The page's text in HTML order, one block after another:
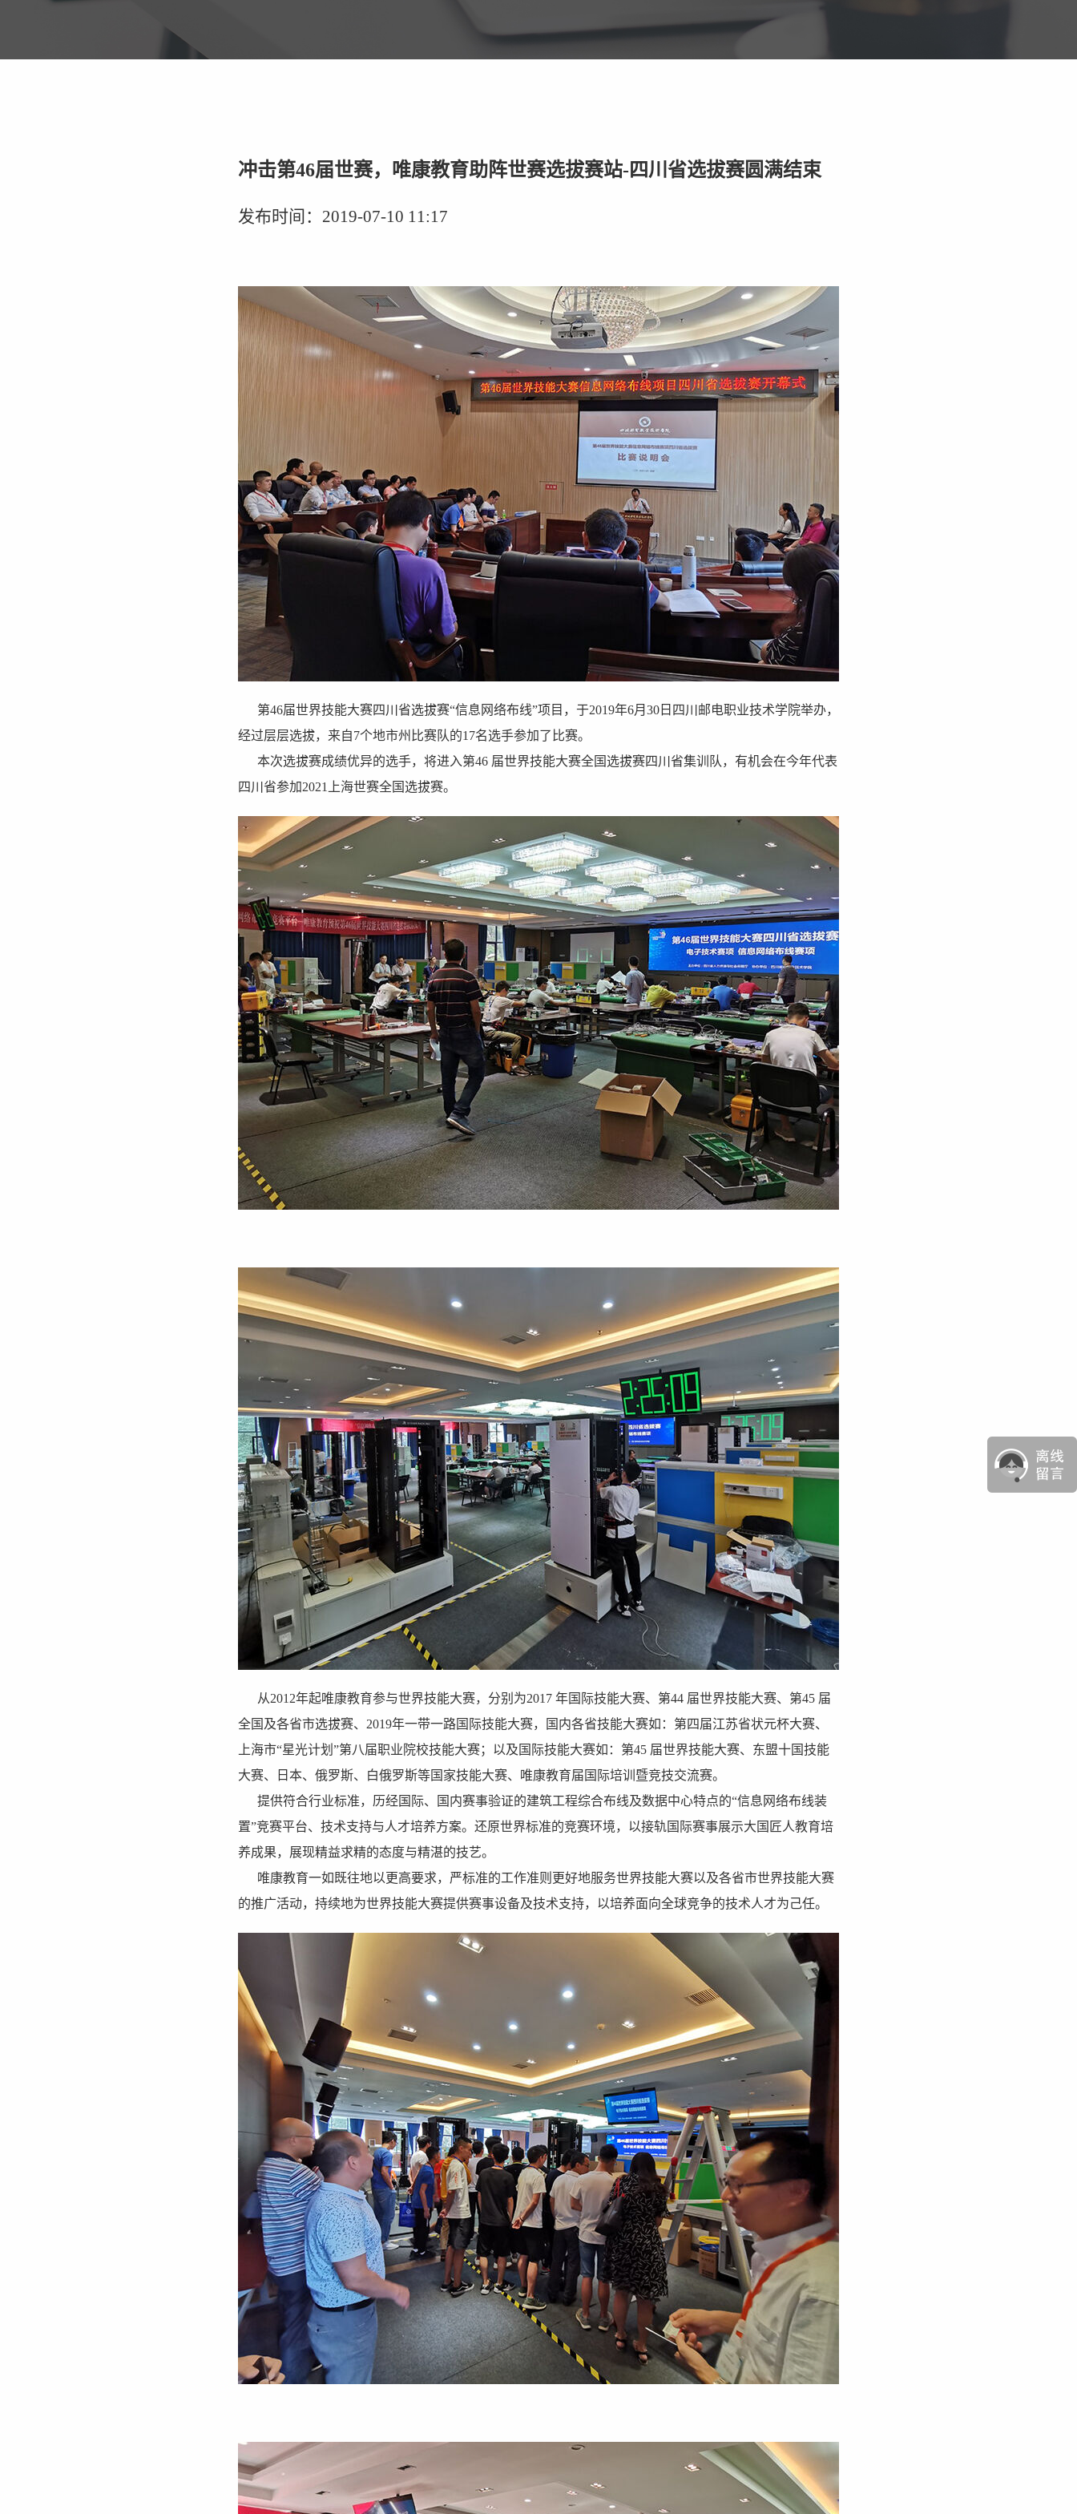
冲击第46届世赛，唯康教育助阵世赛选拔赛站-四川省选拔赛圆满结束
发布时间：2019-07-10 11:17
第46届世界技能大赛四川省选拔赛“信息网络布线”项目，于2019年6月30日四川邮电职业技术学院举办，
经过层层选拔，来自7个地市州比赛队的17名选手参加了比赛。
本次选拔赛成绩优异的选手，将进入第46 届世界技能大赛全国选拔赛四川省集训队，有机会在今年代表
四川省参加2021上海世赛全国选拔赛。
从2012年起唯康教育参与世界技能大赛，分别为2017 年国际技能大赛、第44 届世界技能大赛、第45 届
全国及各省市选拔赛、2019年一带一路国际技能大赛，国内各省技能大赛如：第四届江苏省状元杯大赛、
上海市“星光计划”第八届职业院校技能大赛；以及国际技能大赛如：第45 届世界技能大赛、东盟十国技能
大赛、日本、俄罗斯、白俄罗斯等国家技能大赛、唯康教育届国际培训暨竞技交流赛。
提供符合行业标准，历经国际、国内赛事验证的建筑工程综合布线及数据中心特点的“信息网络布线装
置”竞赛平台、技术支持与人才培养方案。还原世界标准的竞赛环境，以接轨国际赛事展示大国匠人教育培
养成果，展现精益求精的态度与精湛的技艺。
唯康教育一如既往地以更高要求，严标准的工作准则更好地服务世界技能大赛以及各省市世界技能大赛
的推广活动，持续地为世界技能大赛提供赛事设备及技术支持，以培养面向全球竞争的技术人才为己任。